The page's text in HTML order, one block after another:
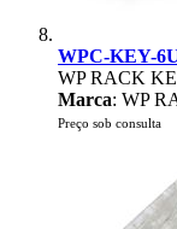
WPC-KEY-
WP RACK
Marca: WP
Preço sob consulta